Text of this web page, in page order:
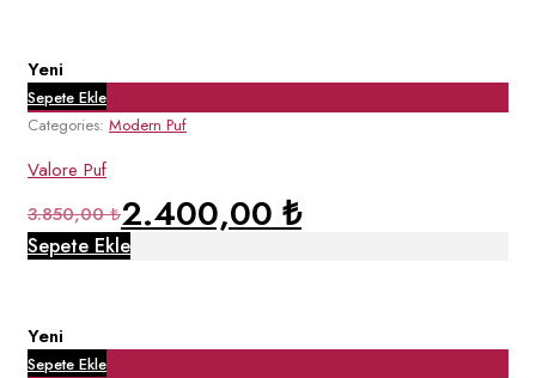
Yeni
Sepete Ekle
Categories: Modern Puf
Valore Puf
3.850,00₺2.400,00 ₺
Sepete Ekle
Yeni
Sepete Ekle